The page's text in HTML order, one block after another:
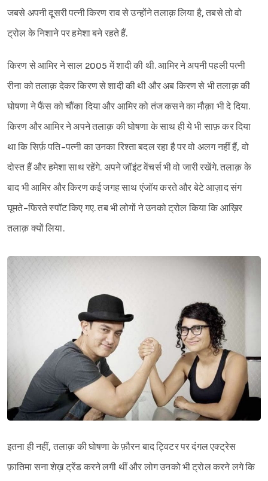
जबसे अपनी दूसरी पत्नी किरण राव से उन्होंने तलाक़ लिया है, तबसे तो वो
ट्रोल के निशाने पर हमेशा बने रहते हैं.
किरण से आमिर ने साल 2005 में शादी की थी. आमिर ने अपनी पहली पत्नी
रीना को तलाक़ देकर किरण से शादी की थी और अब किरण से भी तलाक़ की
घोषणा ने फैंस को चौंका दिया और आमिर को तंज कसने का मौक़ा भी दे दिया.
किरण और आमिर ने अपने तलाक़ की घोषणा के साथ ही ये भी साफ़ कर दिया
था कि सिर्फ़ पति-पत्नी का उनका रिश्ता बदल रहा है पर वो अलग नहीं हैं, वो
दोस्त हैं और हमेशा साथ रहेंगे. अपने जॉइंट वेंचर्स भी वो जारी रखेंगे. तलाक़ के
बाद भी आमिर और किरण कई जगह साथ एंजॉय करते और बेटे आज़ाद संग
घूमते-फिरते स्पॉट किए गए. तब भी लोगों ने उनको ट्रोल किया कि आख़िर
तलाक़ क्यों लिया.
इतना ही नहीं, तलाक़ की घोषणा के फ़ौरन बाद ट्विटर पर दंगल एक्ट्रेस
फ़ातिमा सना शेख़ ट्रेंड करने लगी थीं और लोग उनको भी ट्रोल करने लगे कि